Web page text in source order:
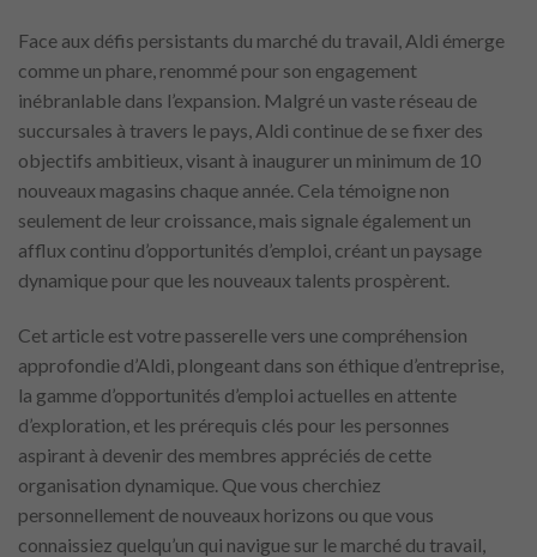
Face aux défis persistants du marché du travail, Aldi émerge
comme un phare, renommé pour son engagement
inébranlable dans l’expansion. Malgré un vaste réseau de
succursales à travers le pays, Aldi continue de se fixer des
objectifs ambitieux, visant à inaugurer un minimum de 10
nouveaux magasins chaque année. Cela témoigne non
seulement de leur croissance, mais signale également un
afflux continu d’opportunités d’emploi, créant un paysage
dynamique pour que les nouveaux talents prospèrent.
Cet article est votre passerelle vers une compréhension
approfondie d’Aldi, plongeant dans son éthique d’entreprise,
la gamme d’opportunités d’emploi actuelles en attente
d’exploration, et les prérequis clés pour les personnes
aspirant à devenir des membres appréciés de cette
organisation dynamique. Que vous cherchiez
personnellement de nouveaux horizons ou que vous
connaissiez quelqu’un qui navigue sur le marché du travail,